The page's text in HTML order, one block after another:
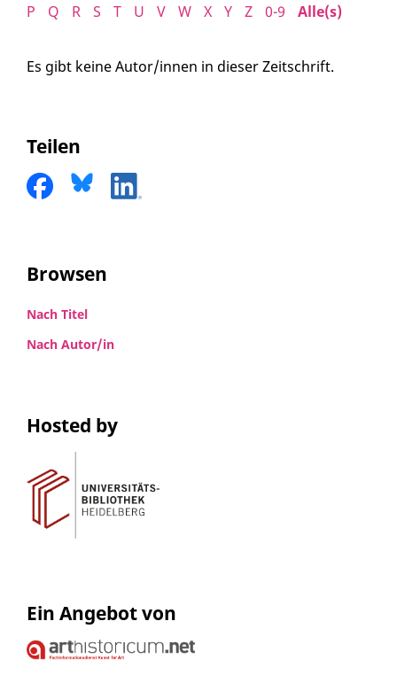
P
Q R S T U V W X Y Z 0-9 Alle(s)
Es gibt keine Autor/innen in dieser Zeitschrift.
Teilen
Browsen
Nach Titel
Nach Autor/in
Hosted by
Ein Angebot von